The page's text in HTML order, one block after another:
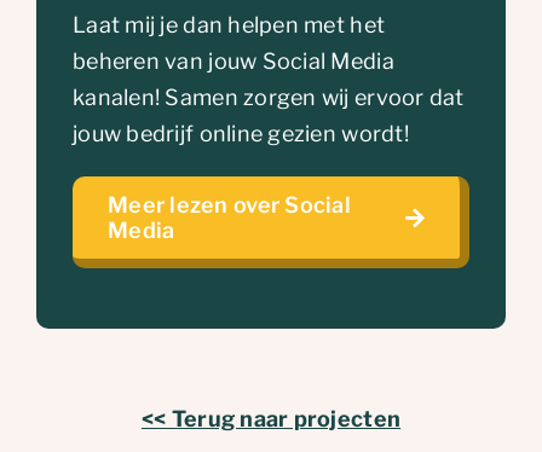
Laat mij je dan helpen met het
beheren van jouw Social Media
kanalen! Samen zorgen wij ervoor dat
jouw bedrijf online gezien wordt!
Meer lezen over Social
Media
<< Terug naar projecten